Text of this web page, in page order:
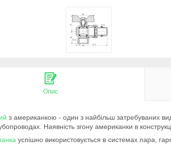
Опис
з американкою - один з найбільш затребуваних
Наявність згону американки в
успішно використовується в системах пара,